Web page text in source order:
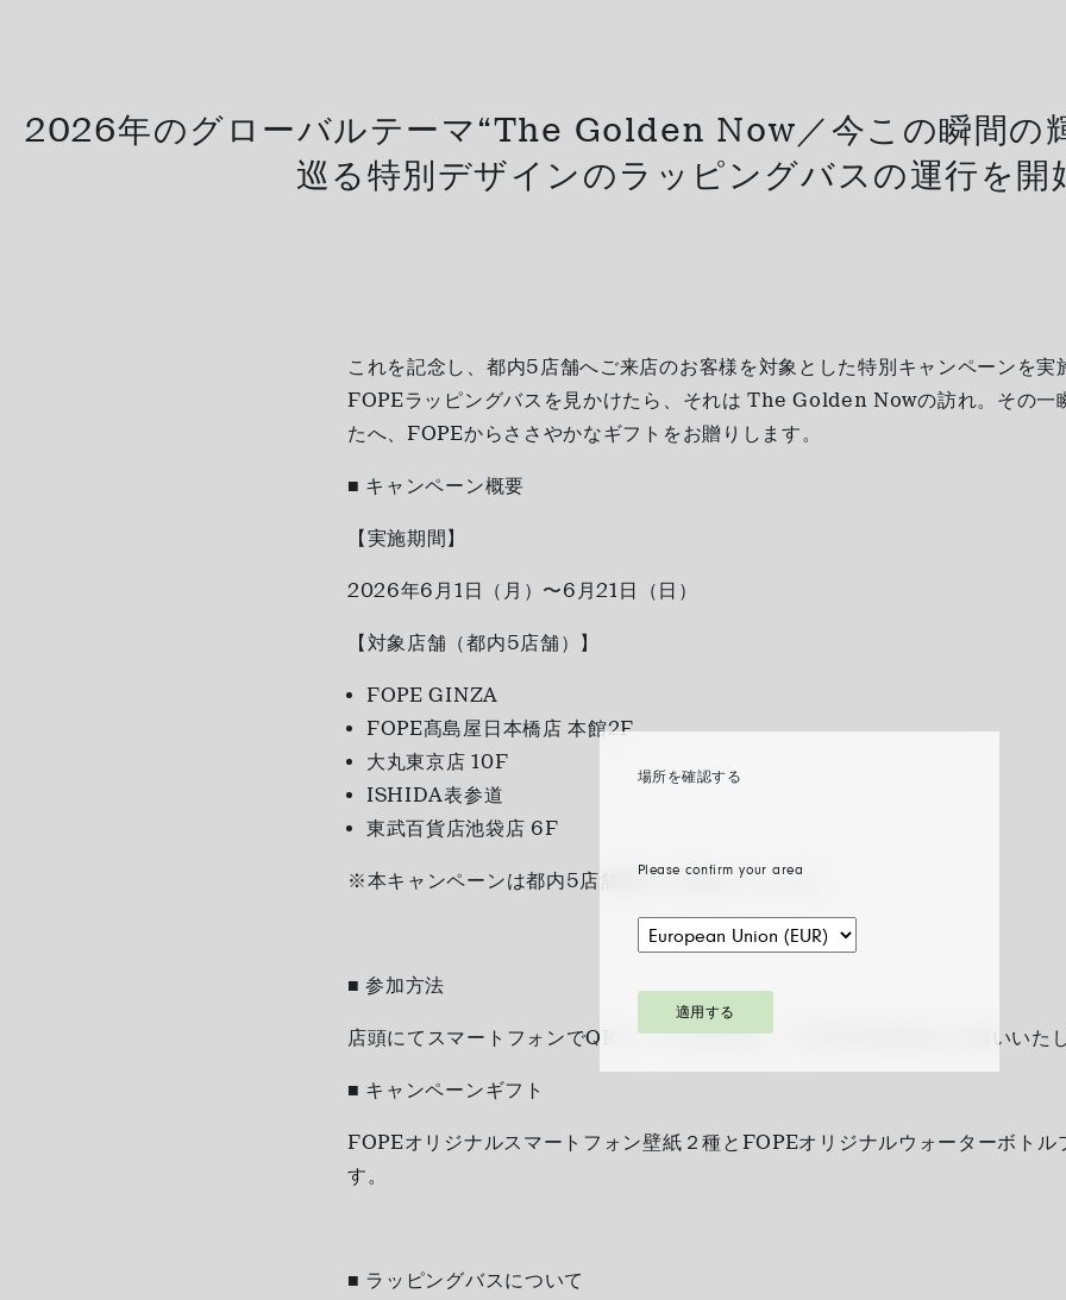
場所を確認する
Please confirm your area
適用する
2026年のグローバルテーマ“The Golden Now／今この瞬間の
巡る特別デザインのラッピングバスの運行を開
これを記念し、都内5店舗へご来店のお客様を対象とした特別キャンペーンを実
FOPEラッピングバスを見かけたら、それは The Golden Nowの訪れ。その一
たへ、FOPEからささやかなギフトをお贈りします。
■ キャンペーン概要
【実施期間】
2026年6月1日（月）〜6月21日（日）
【対象店舗（都内5店舗）】
FOPE GINZA
FOPE髙島屋日本橋店 本館2F
大丸東京店 10F
ISHIDA表参道
東武百貨店池袋店 6F
※本キャンペーンは都内5店舗限定で実施いたします。
■ 参加方法
店頭にてスマートフォンでQRコードを読み取り、FOPE会員登録をお願いいた
■ キャンペーンギフト
FOPEオリジナルスマートフォン壁紙２種とFOPEオリジナルウォーターボトル
す。
■ ラッピングバスについて